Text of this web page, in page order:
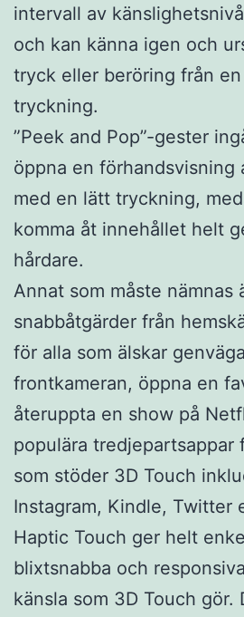
intervall av
och kan känna igen och
tryck eller beröring från
tryckning.
”Peek and Pop”-gester
öppna en förhandsvisning
med en lätt tryckning,
komma åt innehållet helt
hårdare.
Annat som måste nämnas
snabbåtgärder från
för alla som älskar
frontkameran, öppna en
återuppta en show på
populära tredjepartsappar
som stöder 3D Touch
Instagram, Kindle, Twitter
Haptic Touch ger helt
blixtsnabba och
känsla som 3D Touch gör.